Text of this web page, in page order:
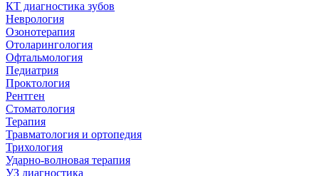
КТ диагностика зубов
Неврология
Озонотерапия
Отоларингология
Офтальмология
Педиатрия
Проктология
Рентген
Стоматология
Терапия
Травматология и ортопедия
Трихология
Ударно-волновая терапия
УЗ диагностика